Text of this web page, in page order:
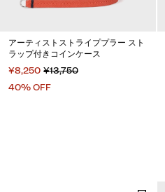
アーティストストライププラー スト
ラップ付きコインケース
¥8,250 ¥13,750
40% OFF